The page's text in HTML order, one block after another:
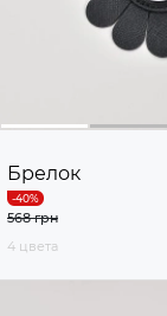
Брелок
568 грн
4 цвета